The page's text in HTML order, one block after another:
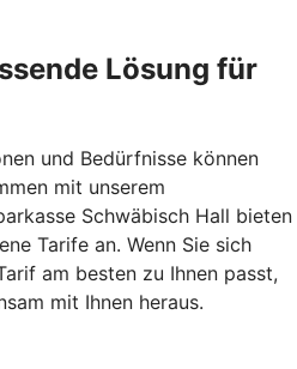
Lösung für
und Bedürfnisse können
mit unserem
Schwäbisch Hall bieten
Tarife an. Wenn Sie sich
am besten zu Ihnen passt,
mit Ihnen heraus.